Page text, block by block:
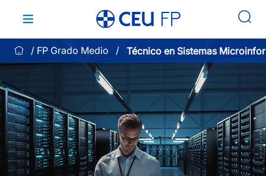
contenido
FP Grado Medio
Técnico en Sistemas
Redes